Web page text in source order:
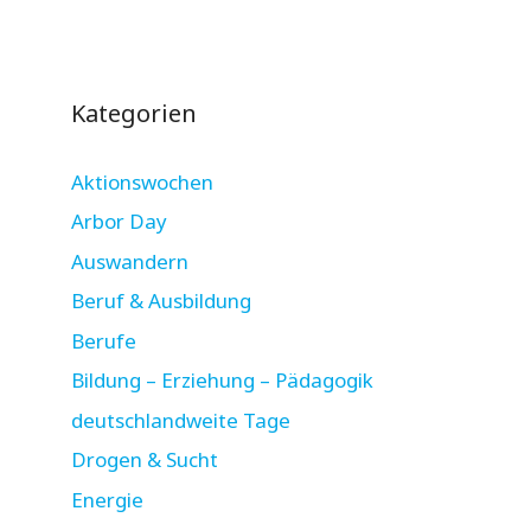
Kategorien
Aktionswochen
Arbor Day
Auswandern
Beruf & Ausbildung
Berufe
Bildung – Erziehung – Pädagogik
deutschlandweite Tage
Drogen & Sucht
Energie